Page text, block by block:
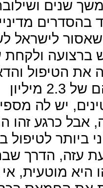
שנים
בהסדרים
לישראל
ברצועה ולקחת
את הטיפול
לחייהם של 2.3 מיליון
יש לה
אבל כרגע זהו
ביותר לטיפול
עזה, הדרך
היא מוטעית,